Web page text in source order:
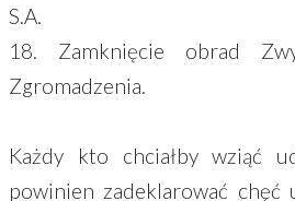
S.A.
18. Zamknięcie obrad
Zgromadzenia.
Każdy kto chciałby wziąć
powinien zadeklarować chęć